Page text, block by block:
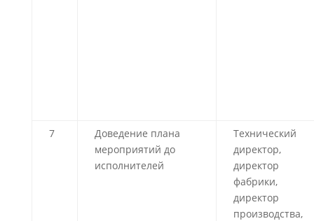
7
Доведение плана
мероприятий до
исполнителей
Технический
директор,
директор
фабрики,
директор
производства,